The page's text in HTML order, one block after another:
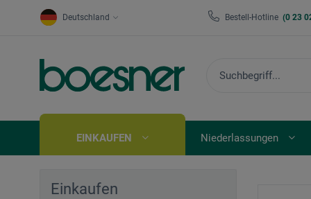
Deutschland Bestell-Hotline (0 23
EINKAUFEN Niederlassungen
Einkaufen